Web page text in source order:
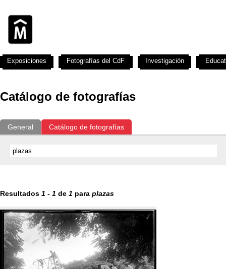
Catálogo de fotografías
General Catálogo de fotografías
Resultados 1 - 1 de 1 para plazas
Exposiciones Fotografías del CdF Investigación